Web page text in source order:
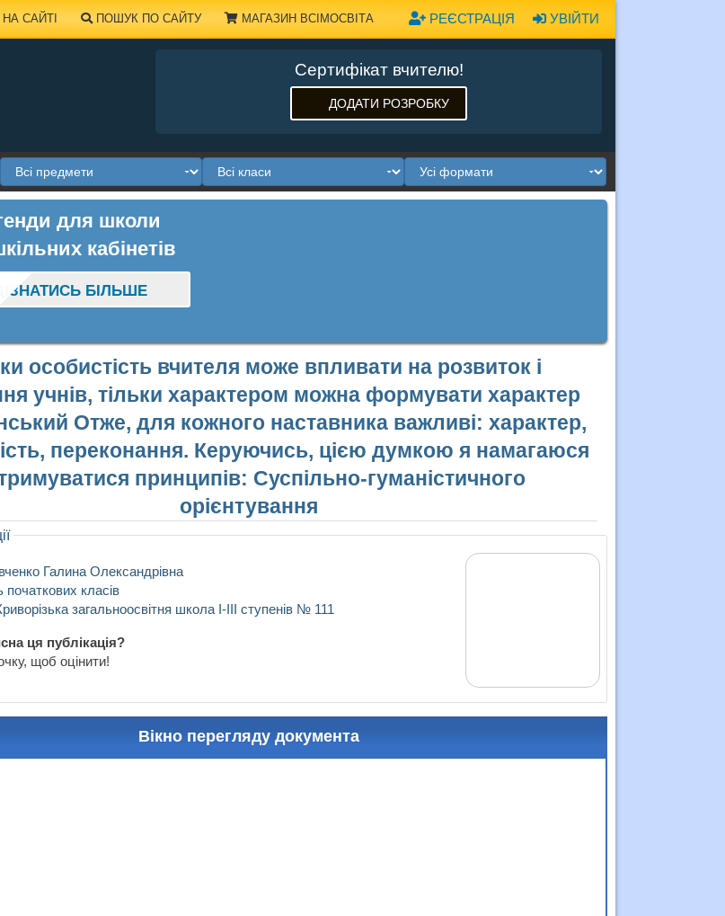
УВІЙТИ
РЕЄСТРАЦІЯ
САЙТІ ПОШУК ПО САЙТУ МАГАЗИН ВСІМОСВІТА
Сертифікат вчителю!
ДОДАТИ РОЗРОБКУ
для школи
кабінетів
ДІЗНАТИСЬ БІЛЬШЕ
особистість вчителя може впливати на розвиток і
учнів, тільки характером можна формувати характер
Отже, для кожного наставника важливі: характер,
переконання. Керуючись, цією думкою я намагаюся
принципів: Суспільно-гуманістичного
орієнтування
Галина Олександрівна
початкових класів
загальноосвітня школа І-ІІІ ступенів № 111
ця публікація?
щоб оцінити!
Вікно перегляду документа